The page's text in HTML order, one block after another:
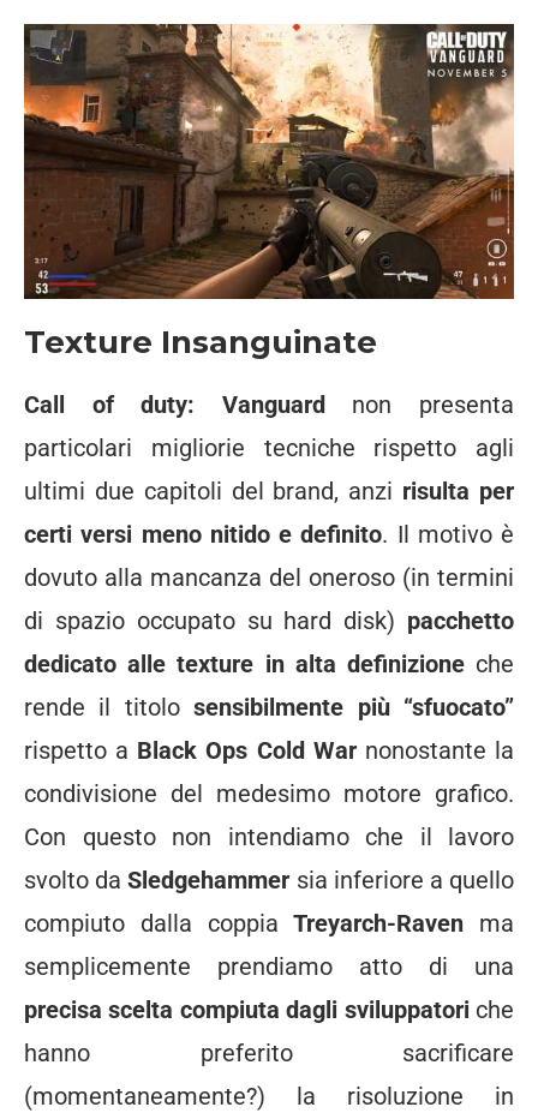
Texture Insanguinate
Call of duty: Vanguard
non presenta
particolari migliorie tecniche rispetto agli
ultimi due capitoli del brand, anzi risulta per
certi versi meno nitido e definito. Il motivo è
dovuto alla mancanza del oneroso (in termini
di spazio occupato su hard disk) pacchetto
dedicato alle texture in alta definizioneche
rende il titolosensibilmente più “sfuocato”
rispetto a Black Ops Cold Warnonostante la
condivisione del medesimo motore grafico.
Con questo non intendiamo che il lavoro
svolto daSledgehammer sia inferiore a quello
compiuto dalla coppiaTreyarch-Raven ma
semplicemente prendiamo atto di una
precisa scelta compiuta dagli sviluppatoriche
hanno preferito sacrificare
(momentaneamente?) la risoluzione in